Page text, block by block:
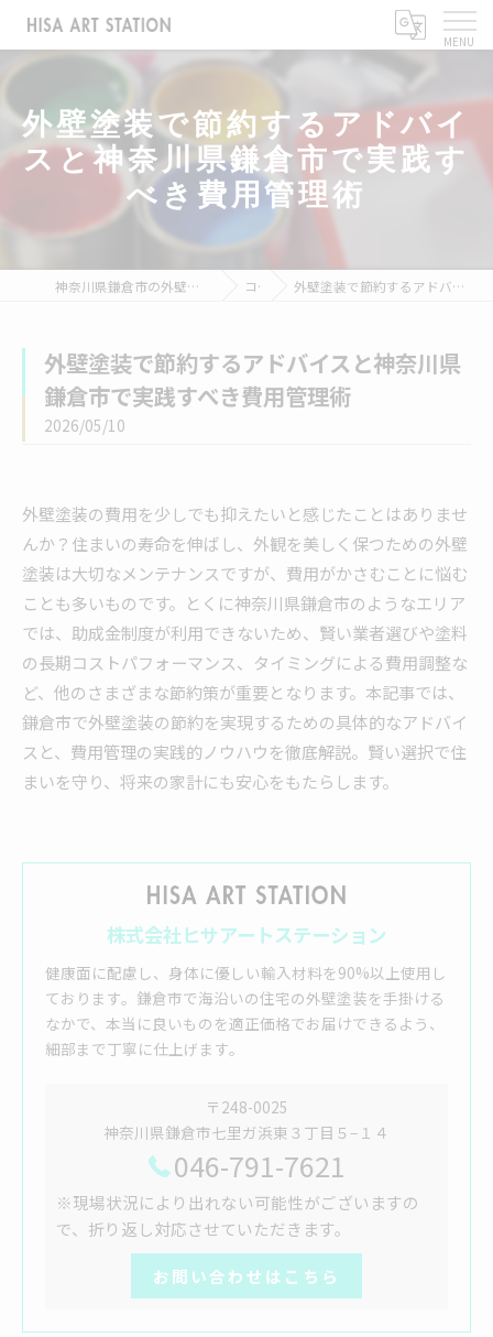
外壁塗装で節約するアドバイ
スと神奈川県鎌倉市で実践す
べき費用管理術
神奈川県鎌倉市の外壁塗装なら株式会社ヒサアートステーション コラム 外壁塗装で節約するアドバイスと神奈川県鎌倉市で実践すべき費用管理術
外壁塗装で節約するアドバイスと神奈川県
鎌倉市で実践すべき費用管理術
2026/05/10
外壁塗装の費用を少しでも抑えたいと感じたことはありませ
んか？住まいの寿命を伸ばし、外観を美しく保つための外壁
塗装は大切なメンテナンスですが、費用がかさむことに悩む
ことも多いものです。とくに神奈川県鎌倉市のようなエリア
では、助成金制度が利用できないため、賢い業者選びや塗料
の長期コストパフォーマンス、タイミングによる費用調整な
ど、他のさまざまな節約策が重要となります。本記事では、
鎌倉市で外壁塗装の節約を実現するための具体的なアドバイ
スと、費用管理の実践的ノウハウを徹底解説。賢い選択で住
まいを守り、将来の家計にも安心をもたらします。
株式会社ヒサアートステーション
健康面に配慮し、身体に優しい輸入材料を90%以上使用し
ております。鎌倉市で海沿いの住宅の外壁塗装を手掛ける
なかで、本当に良いものを適正価格でお届けできるよう、
細部まで丁寧に仕上げます。
〒248-0025
神奈川県鎌倉市七里ガ浜東３丁目５−１４
046-791-7621
※現場状況により出れない可能性がございますの
で、折り返し対応させていただきます。
お問い合わせはこちら